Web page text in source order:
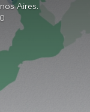
Aires.